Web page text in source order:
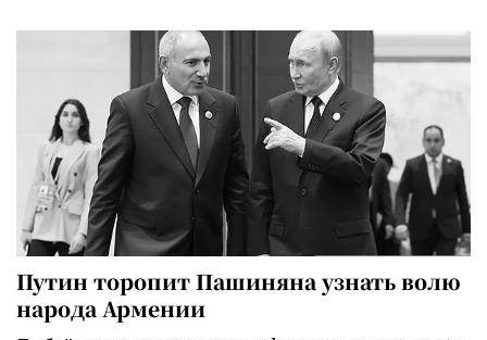
Путин торопит Пашиняна узнать волю
народа Армении